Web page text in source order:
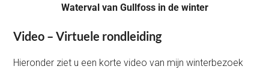
Waterval van Gullfoss in de winter
Video – Virtuele rondleiding
Hieronder ziet u een korte video van mijn winterbezoek